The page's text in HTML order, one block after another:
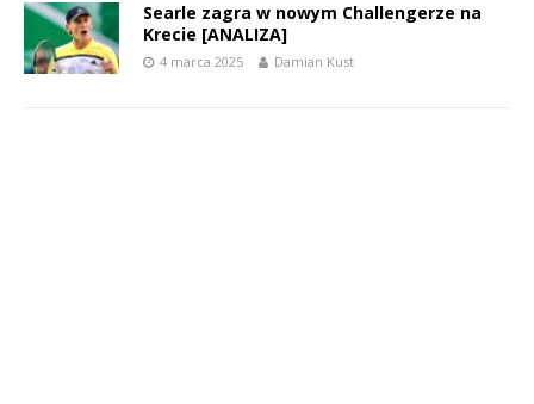
Searle zagra w nowym Challengerze na
Krecie [ANALIZA]
4 marca 2025 Damian Kust